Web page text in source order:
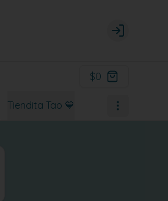
Login
$0
Tiendita Tao 💙